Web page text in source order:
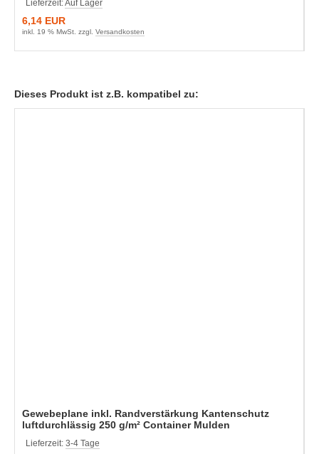
Lieferzeit:Auf Lager
6,14 EUR
inkl. 19 % MwSt. zzgl. Versandkosten
Dieses Produkt ist z.B. kompatibel zu:
Gewebeplane inkl. Randverstärkung Kantenschutz
luftdurchlässig 250 g/m² Container Mulden
Lieferzeit: 3-4 Tage